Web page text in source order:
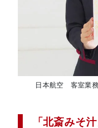
日本航空 客室業
「北斎みそ